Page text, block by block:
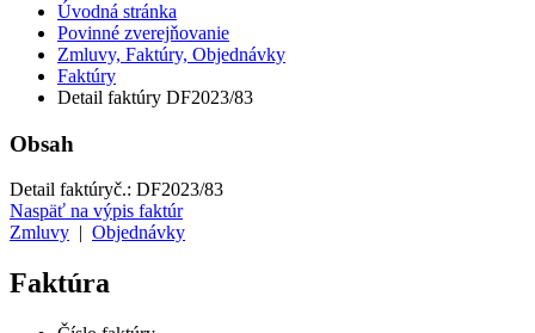
Úvodná stránka
Povinné zverejňovanie
Zmluvy, Faktúry, Objednávky
Faktúry
Detail faktúry DF2023/83
Obsah
Detail faktúryč.: DF2023/83
Naspäť na výpis faktúr
Zmluvy
Objednávky
Faktúra